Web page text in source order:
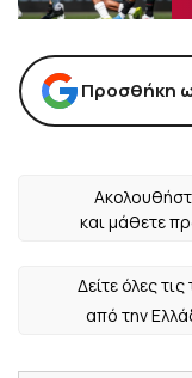
Προσθήκη
και μάθετε
Δείτε όλες τις
από την